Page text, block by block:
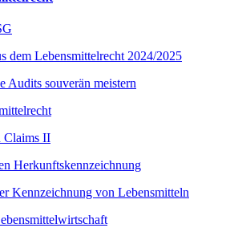
dem Lebensmittelrecht 2024/2025
Audits souverän meistern
Claims II
Herkunftskennzeichnung
Kennzeichnung von Lebensmitteln